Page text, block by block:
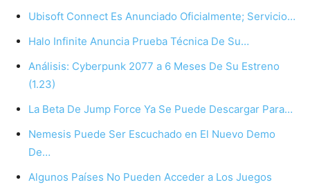
Ubisoft Connect Es Anunciado Oficialmente; Servicio…
Halo Infinite Anuncia Prueba Técnica De Su…
Análisis: Cyberpunk 2077 a 6 Meses De Su Estreno
(1.23)
La Beta De Jump Force Ya Se Puede Descargar Para…
Nemesis Puede Ser Escuchado en El Nuevo Demo
De…
Algunos Países No Pueden Acceder a Los Juegos